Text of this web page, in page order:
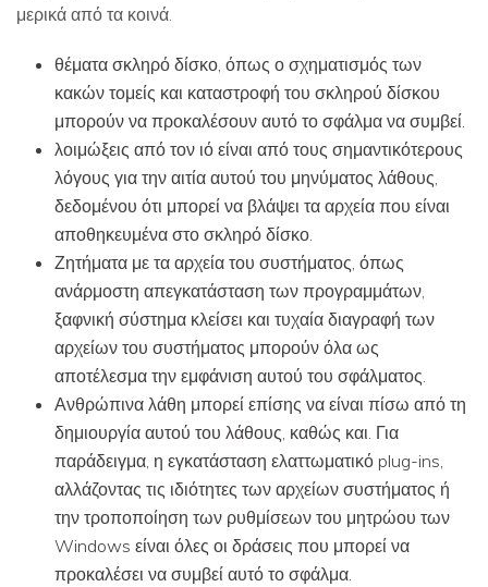
μερικά από τα κοινά.
θέματα σκληρό δίσκο, όπως ο σχηματισμός των
κακών τομείς και καταστροφή του σκληρού δίσκου
μπορούν να προκαλέσουν αυτό το σφάλμα να συμβεί.
λοιμώξεις από τον ιό είναι από τους σημαντικότερους
λόγους για την αιτία αυτού του μηνύματος λάθους,
δεδομένου ότι μπορεί να βλάψει τα αρχεία που είναι
αποθηκευμένα στο σκληρό δίσκο.
Ζητήματα με τα αρχεία του συστήματος, όπως
ανάρμοστη απεγκατάσταση των προγραμμάτων,
ξαφνική σύστημα κλείσει και τυχαία διαγραφή των
αρχείων του συστήματος μπορούν όλα ως
αποτέλεσμα την εμφάνιση αυτού του σφάλματος.
Ανθρώπινα λάθη μπορεί επίσης να είναι πίσω από τη
δημιουργία αυτού του λάθους, καθώς και. Για
παράδειγμα, η εγκατάσταση ελαττωματικό plug-ins,
αλλάζοντας τις ιδιότητες των αρχείων συστήματος ή
την τροποποίηση των ρυθμίσεων του μητρώου των
Windows είναι όλες οι δράσεις που μπορεί να
προκαλέσει να συμβεί αυτό το σφάλμα.